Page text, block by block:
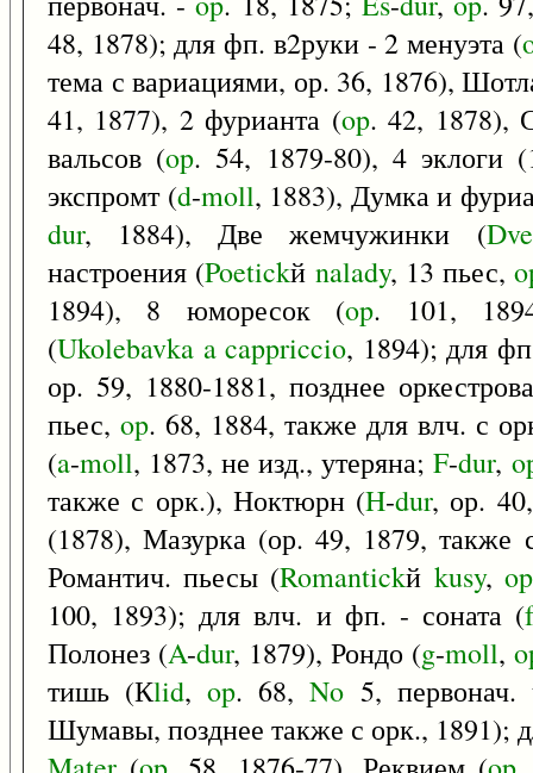
48, 1878); для фп. в2руки - 2 менуэта (
тема с вариациями, ор. 36, 1876),
41, 1877), 2 фурианта (op. 42, 1878),
вальсов (op. 54, 1879-80), 4 эклоги
экспромт (d-moll, 1883), Думка и
dur, 1884), Две жемчужинки (Dve
настроения (Poetickй nalady, 13 пьес,
1894), 8 юморесок (op. 101,
(Ukolebavka a cappriccio, 1894); для
ор. 59, 1880-1881, позднее
пьес, op. 68, 1884, также для влч. с
(a-moll, 1873, не изд., утеряна;F-dur,
также с орк.), Ноктюрн (H-dur, ор.
(1878), Мазурка (ор. 49, 1879, также
Романтич. пьесы (Romantickй kusy, op
100, 1893); для влч. и фп. - соната (
Полонез (A-dur, 1879), Рондо (g-moll,
тишь (Кlid,op. 68,No 5, первонач.
Шумавы, позднее также с орк., 1891);